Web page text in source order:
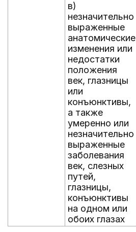
в)
незначительно
выраженные
анатомические
изменения или
недостатки
положения
век, глазницы
или
конъюнктивы,
а также
умеренно или
незначительно
выраженные
заболевания
век, слезных
путей,
глазницы,
конъюнктивы
на одном или
обоих глазах